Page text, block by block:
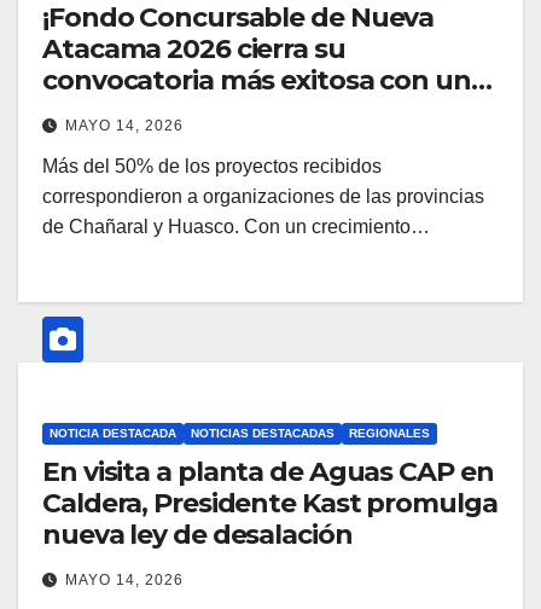
¡Fondo Concursable de Nueva
Atacama 2026 cierra su
convocatoria más exitosa con un
alza del 15% de postulaciones!
MAYO 14, 2026
Más del 50% de los proyectos recibidos
correspondieron a organizaciones de las provincias
de Chañaral y Huasco. Con un crecimiento…
NOTICIA DESTACADA NOTICIAS DESTACADAS REGIONALES
En visita a planta de Aguas CAP en
Caldera, Presidente Kast promulga
nueva ley de desalación
MAYO 14, 2026